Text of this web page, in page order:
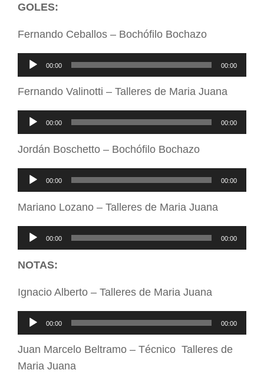
GOLES:
Fernando Ceballos – Bochófilo Bochazo
Reproductor
de
audio
00:00 00:00
Fernando Valinotti – Talleres de Maria Juana
Reproductor
de
audio
00:00 00:00
Jordán Boschetto – Bochófilo Bochazo
Reproductor
de
audio
00:00 00:00
Mariano Lozano – Talleres de Maria Juana
Reproductor
de
audio
00:00 00:00
NOTAS:
Ignacio Alberto – Talleres de Maria Juana
Reproductor
de
audio
00:00 00:00
Juan Marcelo Beltramo – Técnico Talleres de
Maria Juana